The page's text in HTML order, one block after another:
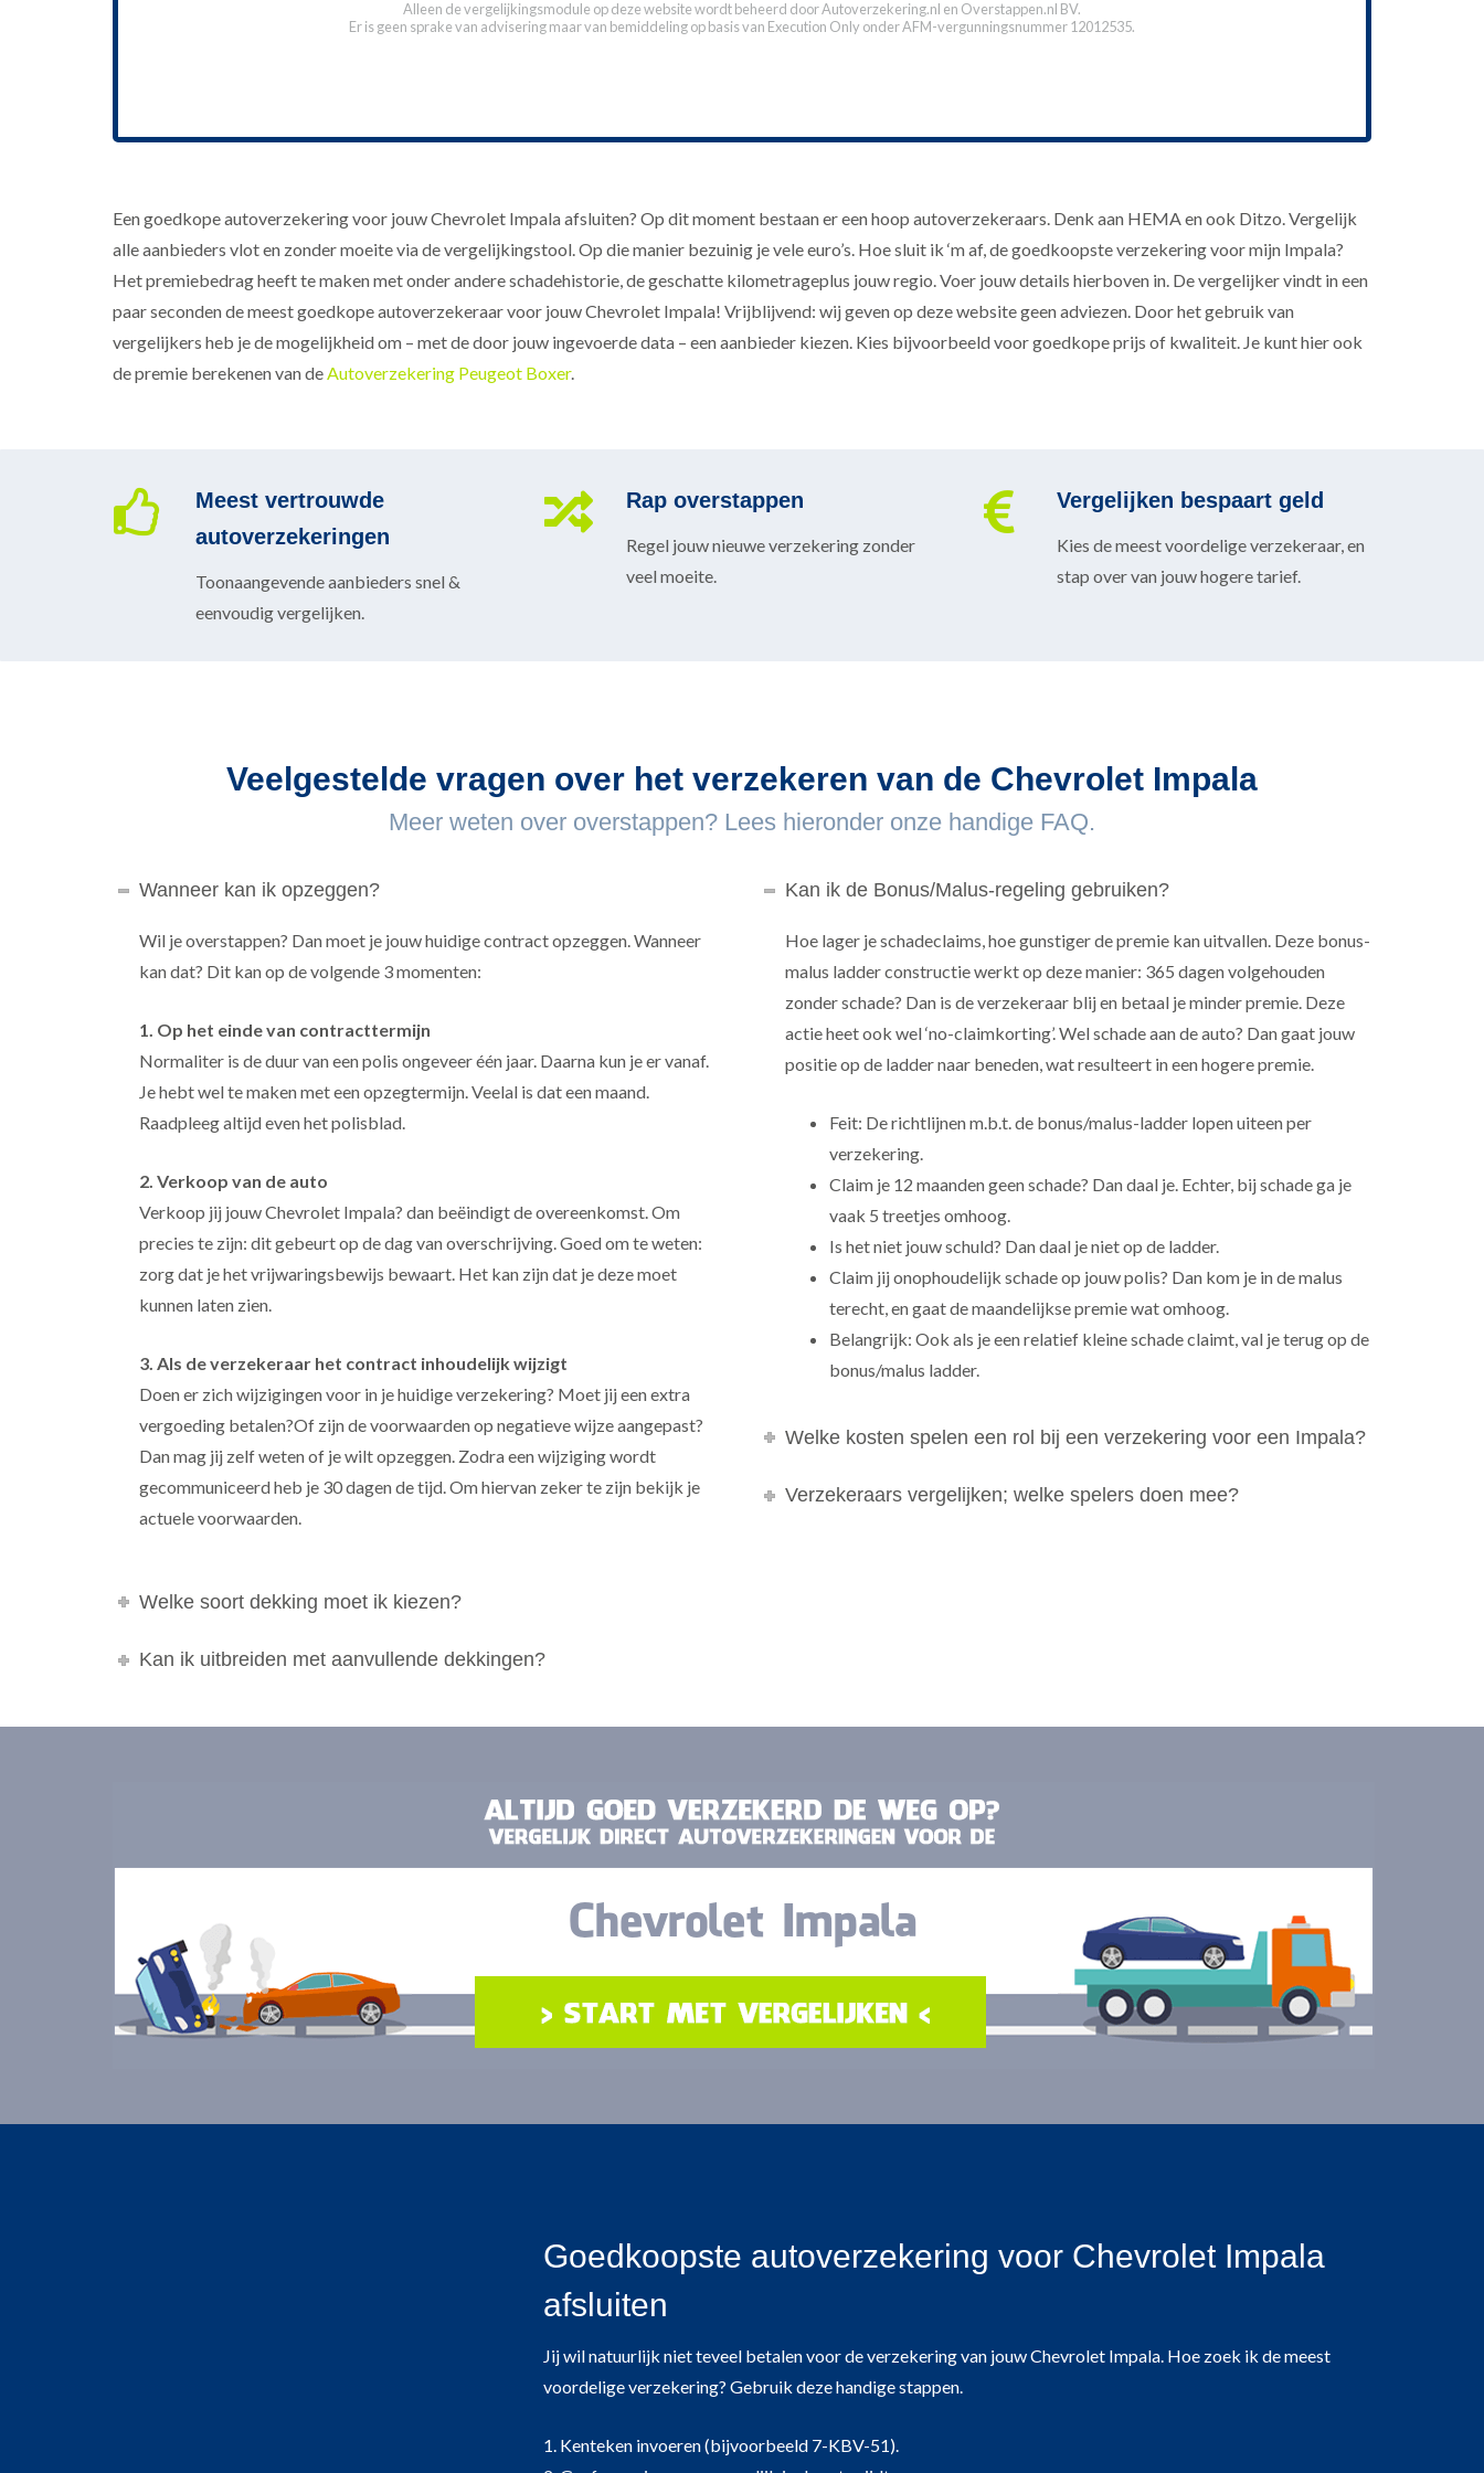
Alleen de vergelijkingsmodule op deze website wordt beheerd doorAutoverzekering.nl en Overstappen.nl BV.
Er is geen sprake van advisering maar van bemiddeling op basis van Execution Only onder AFM-vergunningsnummer 12012535.
Een goedkope autoverzekering voor jouw Chevrolet Impala afsluiten? Op dit moment bestaan er een hoop autoverzekeraars. Denk aan HEMA en ook Ditzo. Vergelijk
alle aanbieders vlot en zonder moeite via de vergelijkingstool. Op die manier bezuinig je vele euro’s. Hoe sluit ik ‘m af, de goedkoopste verzekering voor mijn Impala?
Het premiebedrag heeft te maken met onder andere schadehistorie, de geschatte kilometrageplus jouw regio. Voer jouw details hierboven in. De vergelijker vindt in een
paar seconden de meest goedkope autoverzekeraar voor jouw Chevrolet Impala! Vrijblijvend: wij geven op deze website geen adviezen. Door het gebruik van
vergelijkers heb je de mogelijkheid om – met de door jouw ingevoerde data – een aanbieder kiezen. Kies bijvoorbeeld voor goedkope prijs of kwaliteit. Je kunt hier ook
de premie berekenen van deAutoverzekering Peugeot Boxer.
Meest vertrouwde
autoverzekeringen
Toonaangevende aanbieders snel &
eenvoudig vergelijken.
Rap overstappen
Regel jouw nieuwe verzekering zonder
veel moeite.
Vergelijken bespaart geld
Kies de meest voordelige verzekeraar, en
stap over van jouw hogere tarief.
Veelgestelde vragen over het verzekeren van de Chevrolet Impala
Meer weten over overstappen? Lees hieronder onze handige FAQ.
Wanneer kan ik opzeggen?
Wil je overstappen? Dan moet je jouw huidige contract opzeggen. Wanneer
kan dat? Dit kan op de volgende 3 momenten:
1. Op het einde van contracttermijn
Normaliter is de duur van een polis ongeveer één jaar. Daarna kun je er vanaf.
Je hebt wel te maken met een opzegtermijn. Veelal is dat een maand.
Raadpleeg altijd even het polisblad.
2. Verkoop van de auto
Verkoop jij jouw Chevrolet Impala? dan beëindigt de overeenkomst. Om
precies te zijn: dit gebeurt op de dag van overschrijving. Goed om te weten:
zorg dat je het vrijwaringsbewijs bewaart. Het kan zijn dat je deze moet
kunnen laten zien.
3. Als de verzekeraar het contract inhoudelijk wijzigt
Doen er zich wijzigingen voor in je huidige verzekering? Moet jij een extra
vergoeding betalen?Of zijn de voorwaarden op negatieve wijze aangepast?
Dan mag jij zelf weten of je wilt opzeggen. Zodra een wijziging wordt
gecommuniceerd heb je 30 dagen de tijd. Om hiervan zeker te zijn bekijk je
actuele voorwaarden.
Welke soort dekking moet ik kiezen?
Kan ik uitbreiden met aanvullende dekkingen?
Kan ik de Bonus/Malus-regeling gebruiken?
Hoe lager je schadeclaims, hoe gunstiger de premie kan uitvallen. Deze bonus-
malus ladder constructie werkt op deze manier: 365 dagen volgehouden
zonder schade? Dan is de verzekeraar blij en betaal je minder premie. Deze
actie heet ook wel ‘no-claimkorting’. Wel schade aan de auto? Dan gaat jouw
positie op de ladder naar beneden, wat resulteert in een hogere premie.
Feit: De richtlijnen m.b.t. de bonus/malus-ladder lopen uiteen per
verzekering.
Claim je 12 maanden geen schade? Dan daal je. Echter, bij schade ga je
vaak 5 treetjes omhoog.
Is het niet jouw schuld? Dan daal je niet op de ladder.
Claim jij onophoudelijk schade op jouw polis? Dan kom je in de malus
terecht, en gaat de maandelijkse premie wat omhoog.
Belangrijk: Ook als je een relatief kleine schade claimt, val je terug op de
bonus/malus ladder.
Welke kosten spelen een rol bij een verzekering voor een Impala?
Verzekeraars vergelijken; welke spelers doen mee?
Goedkoopste autoverzekering voor Chevrolet Impala
afsluiten
Jij wil natuurlijk niet teveel betalen voor de verzekering van jouw Chevrolet Impala. Hoe zoek ik de meest
voordelige verzekering? Gebruik deze handige stappen.
1. Kenteken invoeren (bijvoorbeeld 7-KBV-51).